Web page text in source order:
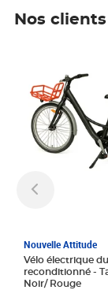
Nos
Nouvelle Attitude
Vélo électrique
reconditionné - Taille normale -
Noir/ Rouge